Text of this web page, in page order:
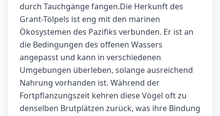
durch Tauchgänge fangen.Die Herkunft des
Grant-Tölpels ist eng mit den marinen
Ökosystemen des Pazifiks verbunden. Er ist an
die Bedingungen des offenen Wassers
angepasst und kann in verschiedenen
Umgebungen überleben, solange ausreichend
Nahrung vorhanden ist. Während der
Fortpflanzungszeit kehren diese Vögel oft zu
denselben Brutplätzen zurück, was ihre Bindung